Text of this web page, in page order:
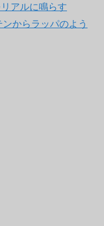
アルに鳴らす
からラッパのよう